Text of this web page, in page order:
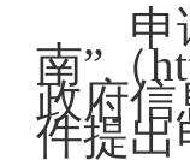
申
南”（
政府信
件提出